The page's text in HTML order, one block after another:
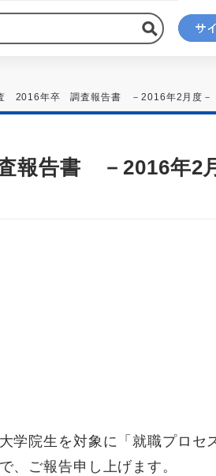
2016年卒 調査報告書 －2016年2月度－
告書 －2016年2
学院生を対象に「就職プロセ
、ご報告申し上げます。